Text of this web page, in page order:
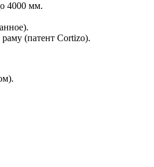
4000 мм.
(патент Cortizo).